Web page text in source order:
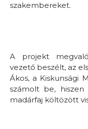
szakembereket.
A projekt
vezető beszélt, az
Ákos, a Kiskunsági
számolt be,
madárfaj költözött